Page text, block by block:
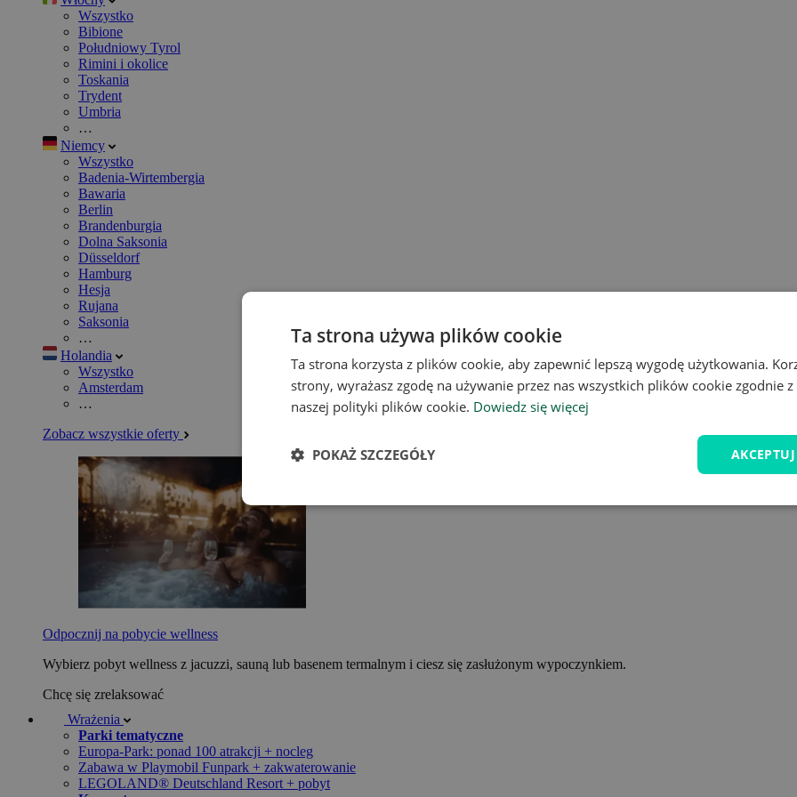
Wszystko
Bibione
Południowy Tyrol
Rimini i okolice
Toskania
Trydent
Umbria
…
Niemcy
Wszystko
Badenia-Wirtembergia
Bawaria
Berlin
Brandenburgia
Dolna Saksonia
Düsseldorf
Hamburg
Hesja
Rujana
Saksonia
…
Holandia
Wszystko
Amsterdam
…
Zobacz wszystkie oferty
Odpocznij na pobycie wellness
Wybierz pobyt wellness z jacuzzi, sauną lub basenem termalnym i ciesz się zasłużonym wypoczynkiem.
Chcę się zrelaksować
Wrażenia
Parki tematyczne
Europa-Park: ponad 100 atrakcji + nocleg
Zabawa w Playmobil Funpark + zakwaterowanie
LEGOLAND® Deutschland Resort + pobyt
Ta strona używa plików cookie
Ta strona korzysta z plików cookie, aby zapewnić lepszą wygodę użytkowania.
strony, wyrażasz zgodę na używanie przez nas wszystkich plików cookie zgodnie
naszej polityki plików cookie. Dowiedz się więcej
POKAŻ SZCZEGÓŁY